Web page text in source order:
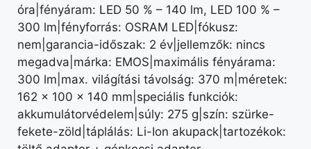
óra|fényáram: LED 50 % – 140 lm, LED 100 % –
300 lm|fényforrás: OSRAM LED|fókusz:
nem|garancia-időszak: 2 év|jellemzők: nincs
megadva|márka: EMOS|maximális fényárama:
300 lm|max. világítási távolság: 370 m|méretek:
162 × 100 × 140 mm|speciális funkciók:
akkumulátorvédelem|súly: 275 g|szín: szürke-
fekete-zöld|táplálás: Li-Ion akupack|tartozékok: